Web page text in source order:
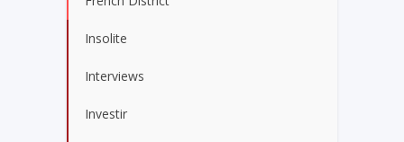
Insolite
Interviews
Investir